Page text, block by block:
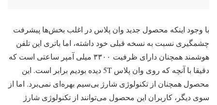
با وجود اینکه محصول جدید وان پلاس در اغلب بخش‌ها پیشرفت
چشمگیری نسبت به نسخه قبلی خود داشته، اما باتری این تلفن
هوشمند همچنان دارای ظرفیت ۳۳۰۰ میلی آمپر ساعتی است که
دقیقا با آنچه که روی وان پلاس 5T دیده بودیم برابر است. این
محصول همچنان از تکنولوژی شارژ بی‌سیم بهره‌ای نمی‌برد. اما از
سوی دیگر، کاربران این محصول می‌توانند از تکنولوژی شارژ